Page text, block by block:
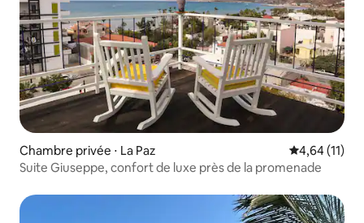
Chambre privée ⋅ La Paz Évaluation
4,64 (11)
Suite Giuseppe, confort de luxe près de la promenade